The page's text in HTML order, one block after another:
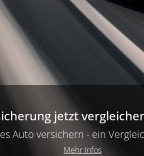
jetzt
Auto versichern - ein
Mehr Infos